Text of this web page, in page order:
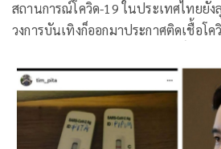
สถานการณ์โควิด-19 ในประเทศไทยยั
วงการบันเทิงก็ออกมาประกาศติดเชื้อโ
Thailand หัวใจรักสี่ดวงดาว BOYS OVER
GMMTV ได้ออกมาแจ้งว่าพบเชื้อโควิด-
การตรวจ RT-PCR โดยได้แจ้งมาว่า